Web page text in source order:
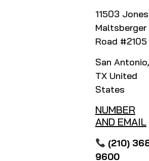
11503 Jones
Maltsberger
Road #2105
San Antonio,
TX United
States
NUMBER
AND EMAIL
(210)
9600